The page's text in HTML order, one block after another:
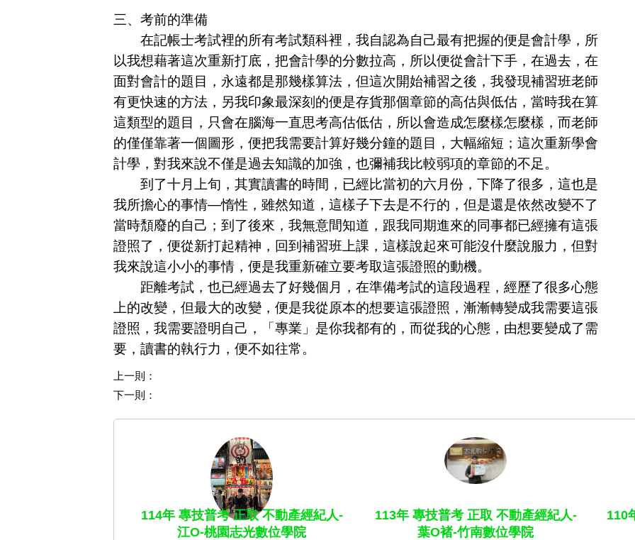
三、考前的準備
在記帳士考試裡的所有考試類科裡，我自認為自己最有把握的便是會計學，所
以我想藉著這次重新打底，把會計學的分數拉高，所以便從會計下手，在過去，在
面對會計的題目，永遠都是那幾樣算法，但這次開始補習之後，我發現補習班老師
有更快速的方法，另我印象最深刻的便是存貨那個章節的高估與低估，當時我在算
這類型的題目，只會在腦海一直思考高估低估，所以會造成怎麼樣怎麼樣，而老師
的僅僅靠著一個圖形，便把我需要計算好幾分鐘的題目，大幅縮短；這次重新學會
計學，對我來說不僅是過去知識的加強，也彌補我比較弱項的章節的不足。
到了十月上旬，其實讀書的時間，已經比當初的六月份，下降了很多，這也是
我所擔心的事情—惰性，雖然知道，這樣子下去是不行的，但是還是依然改變不了
當時頹廢的自己；到了後來，我無意間知道，跟我同期進來的同事都已經擁有這張
證照了，便從新打起精神，回到補習班上課，這樣說起來可能沒什麼說服力，但對
我來說這小小的事情，便是我重新確立要考取這張證照的動機。
距離考試，也已經過去了好幾個月，在準備考試的這段過程，經歷了很多心態
上的改變，但最大的改變，便是我從原本的想要這張證照，漸漸轉變成我需要這張
證照，我需要證明自己，「專業」是你我都有的，而從我的心態，由想要變成了需
要，讀書的執行力，便不如往常。
上一則：
下一則：
114年 專技普考 正取 不動產經紀人-
江O-桃園志光數位學院
113年 專技普考 正取 不動產經紀人-
葉O褚-竹南數位學院
110